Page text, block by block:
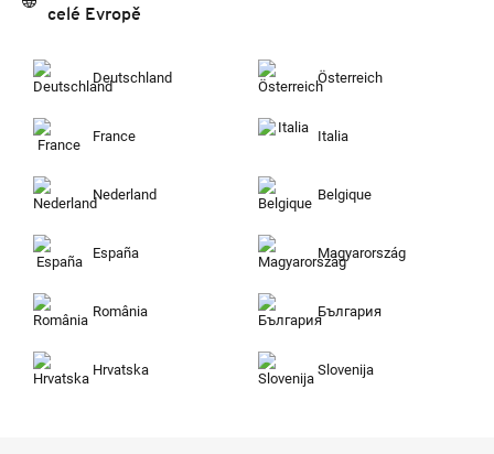
celé Evropě
Deutschland Österreich
France Italia
Nederland Belgique
España Magyarország
România България
Hrvatska Slovenija